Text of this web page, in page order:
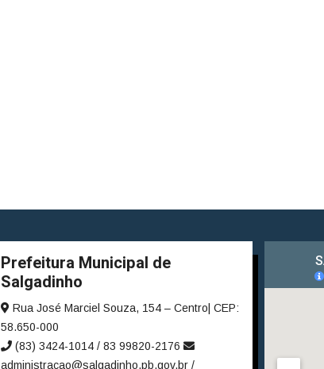
Prefeitura Municipal de
Salgadinho
Rua José Marciel Souza, 154 – Centro| CEP:
58.650-000
(83) 3424-1014 / 83 99820-2176
administracao@salgadinho.pb.gov.br /